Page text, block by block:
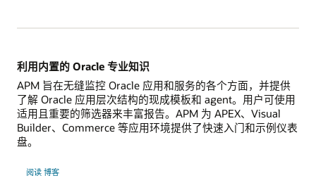
组
可
用
利用内置的 Oracle 专业知识
APM 旨在无缝监控 Oracle 应用和服务的各个方面，并提供
了解 Oracle 应用层次结构的现成模板和 agent。用户可使用
适用且重要的筛选器来丰富报告。APM 为 APEX、Visual
Builder、Commerce 等应用环境提供了快速入门和示例仪表
盘。
阅读 博客